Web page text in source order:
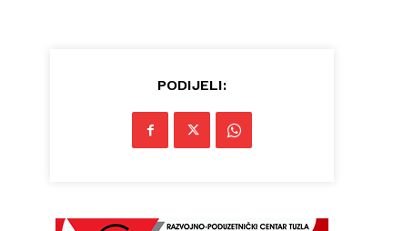
PODIJELI: